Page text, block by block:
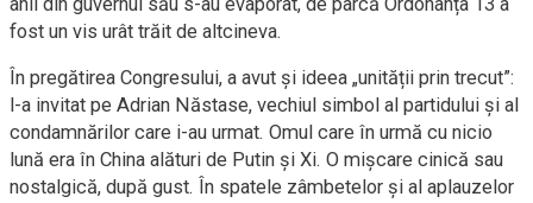
fost un vis urât trăit de altcineva.
În pregătirea Congresului, a avut și ideea „unității prin trecut”:
l-a invitat pe Adrian Năstase, vechiul simbol al partidului și al
condamnărilor care i-au urmat. Omul care în urmă cu nicio
lună era în China alături de Putin și Xi. O mișcare cinică sau
nostalgică, după gust. În spatele zâmbetelor și al aplauzelor